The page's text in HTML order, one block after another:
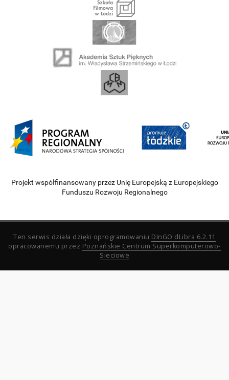
Projekt współfinansowany przez Unię Europejską z Europejskiego
Funduszu Rozwoju Regionalnego
Ten serwis działa dzięki oprogramowaniu DInGO dLibra 6.2.11
opracowanemu przez Poznańskie Centrum Superkomputerowo-
Sieciowe